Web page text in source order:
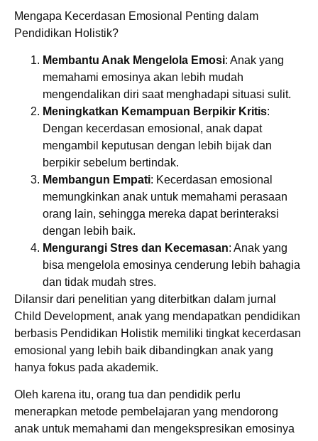
Mengapa Kecerdasan Emosional Penting dalam
Pendidikan Holistik?
Membantu Anak Mengelola Emosi: Anak yang
memahami emosinya akan lebih mudah
mengendalikan diri saat menghadapi situasi sulit.
Meningkatkan Kemampuan Berpikir Kritis:
Dengan kecerdasan emosional, anak dapat
mengambil keputusan dengan lebih bijak dan
berpikir sebelum bertindak.
Membangun Empati: Kecerdasan emosional
memungkinkan anak untuk memahami perasaan
orang lain, sehingga mereka dapat berinteraksi
dengan lebih baik.
Mengurangi Stres dan Kecemasan: Anak yang
bisa mengelola emosinya cenderung lebih bahagia
dan tidak mudah stres.
Dilansir dari penelitian yang diterbitkan dalam jurnal
Child Development, anak yang mendapatkan pendidikan
berbasis Pendidikan Holistik memiliki tingkat kecerdasan
emosional yang lebih baik dibandingkan anak yang
hanya fokus pada akademik.
Oleh karena itu, orang tua dan pendidik perlu
menerapkan metode pembelajaran yang mendorong
anak untuk memahami dan mengekspresikan emosinya